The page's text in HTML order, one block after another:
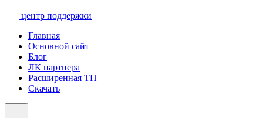
центр поддержки
Главная
Основной сайт
Блог
ЛК партнера
Расширенная ТП
Скачать